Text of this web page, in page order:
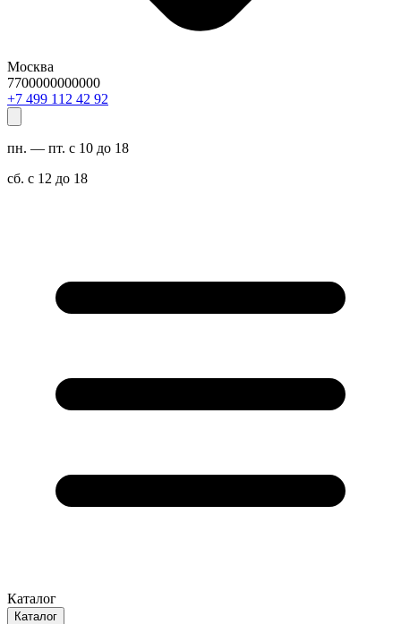
Москва
7700000000000
29 24 211 994 7+
пн. — пт. с 10 до 18
сб. с 12 до 18
Каталог
Каталог